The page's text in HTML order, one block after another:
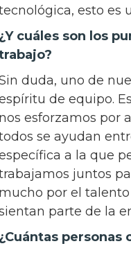
esto es
¿Y cuáles son los
duda, uno de
de equipo.
nos esforzamos por
se ayudan
a la que
juntos
mucho por el
parte de la
¿Cuántas